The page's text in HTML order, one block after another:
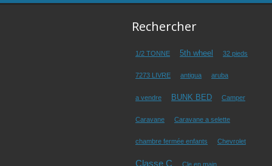
Rechercher
1/2 TONNE 5th wheel 32 pieds
7273 LIVRE antigua aruba
a vendre BUNK BED Camper
Caravane Caravane a selette
chambre fermée enfants Chevrolet
Classe C Cle en main